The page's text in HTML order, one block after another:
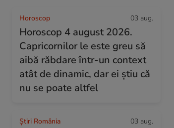
Horoscop 03 aug.
Horoscop 4 august 2026.
Capricornilor le este greu să
aibă răbdare într-un context
atât de dinamic, dar ei știu că
nu se poate altfel
Știri România 03 aug.